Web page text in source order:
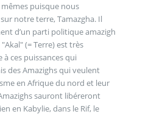
puisque nous
notre terre, Tamazgha. Il
d’un parti politique amazigh
(= Terre) est très
à ces puissances qui
des Amazighs qui veulent
en Afrique du nord et leur
sauront libéreront
en Kabylie, dans le Rif, le